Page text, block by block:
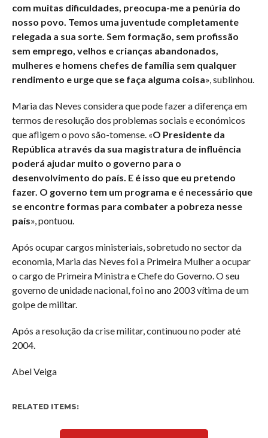
com muitas dificuldades, preocupa-me a penúria do
nosso povo. Temos uma juventude completamente
relegada a sua sorte. Sem formação, sem profissão
sem emprego, velhos e crianças abandonados,
mulheres e homens chefes de família sem qualquer
rendimento e urge que se faça alguma coisa», sublinhou.
Maria das Neves considera que pode fazer a diferença em
termos de resolução dos problemas sociais e económicos
que afligem o povo são-tomense. «O Presidente da
República através da sua magistratura de influência
poderá ajudar muito o governo para o
desenvolvimento do país. E é isso que eu pretendo
fazer. O governo tem um programa e é necessário que
se encontre formas para combater a pobreza nesse
país», pontuou.
Após ocupar cargos ministeriais, sobretudo no sector da
economia, Maria das Neves foi a Primeira Mulher a ocupar
o cargo de Primeira Ministra e Chefe do Governo. O seu
governo de unidade nacional, foi no ano 2003 vítima de um
golpe de militar.
Após a resolução da crise militar, continuou no poder até
2004.
Abel Veiga
RELATED ITEMS: